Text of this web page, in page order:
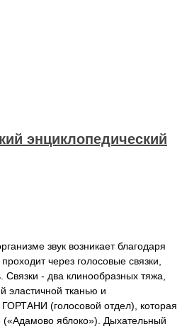
энциклопедический
звук возникает благодаря
через голосовые связки,
Связки - два клинообразных тяжа,
эластичной тканью и
(голосовой отдел), которая
яблоко»). Дыхательный